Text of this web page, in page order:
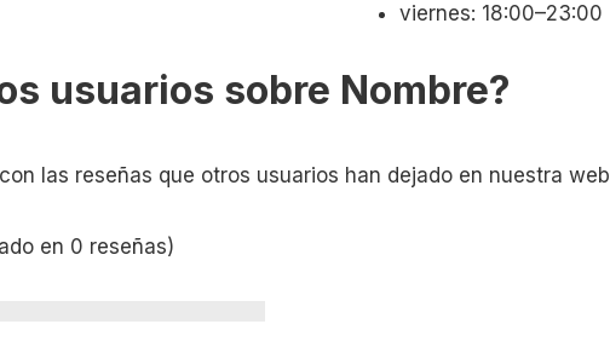
viernes: 18:00–23:00
usuarios sobre Nombre?
las reseñas que otros usuarios han dejado en nuestra
en 0 reseñas)